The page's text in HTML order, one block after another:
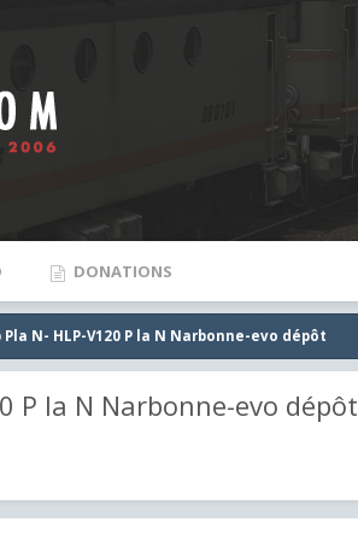
DONATIONS
Pla N- HLP-V120 P la N Narbonne-evo dépôt
P la N Narbonne-evo dépôt